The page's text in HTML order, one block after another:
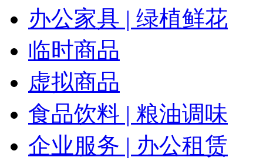
办公家具 | 绿植鲜花
临时商品
虚拟商品
食品饮料 | 粮油调味
企业服务 | 办公租赁